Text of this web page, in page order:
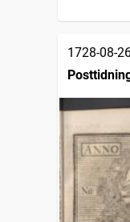
1728-08-